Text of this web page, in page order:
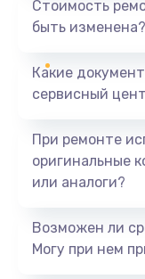
Замена
Замена
Стоимость
быть изменена?
Какие
сервисный
При ремонте
оригинальные
или аналоги?
Возможен ли
Могу при нем